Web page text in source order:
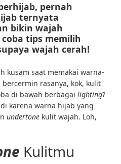
pernah
ternyata
bikin wajah
coba tips memilih
wajah cerah!
kusam saat memakai warna-
rasanya, kok, kulit
di bawah berbagai lighting?
karena warna hijab yang
undertone kulit wajah. Loh,
Kulitmu